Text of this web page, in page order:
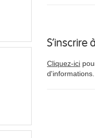
S'inscrire
Cliquez-ici
d'informations.